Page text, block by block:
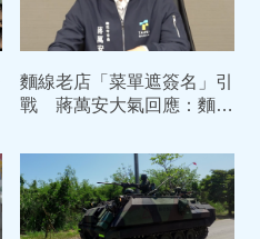
麵線老店「菜單遮簽名」引
戰 蔣萬安大氣回應：麵